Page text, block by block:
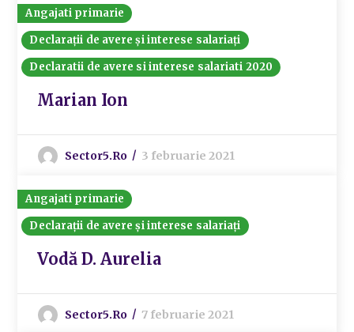
Angajati primarie
Declarații de avere și interese salariați
Declaratii de avere si interese salariati 2020
Marian Ion
Sector5.ro 3 februarie 2021
Angajati primarie
Declarații de avere și interese salariați
Vodă D. Aurelia
Sector5.ro 7 februarie 2021